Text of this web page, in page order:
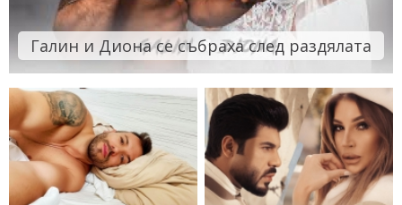
Галин и Диона се събраха след раздялата